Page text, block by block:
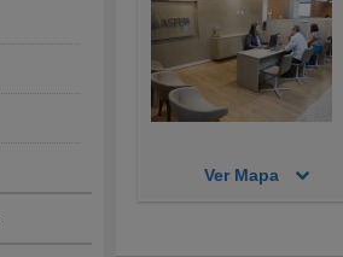
Ver Mapa